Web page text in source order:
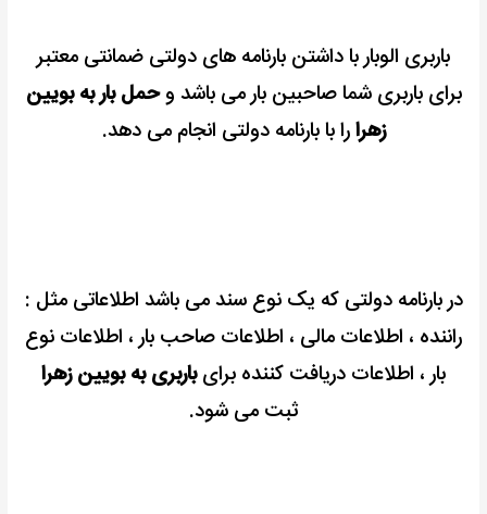
باربری الوبار با داشتن بارنامه های دولتی ضمانتی معتبر
برای باربری شما صاحبین بار می باشد وحمل بار به بویین
زهرارا با بارنامه دولتی انجام می دهد.
در بارنامه دولتی که یک نوع سند می باشد اطلاعاتی مثل :
راننده ، اطلاعات مالی ، اطلاعات صاحب بار ، اطلاعات نوع
بار ، اطلاعات دریافت کننده برایباربری به بویین زهرا
ثبت می شود.